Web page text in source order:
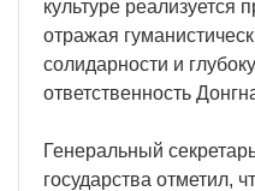
культуре реализуется
отражая
солидарности и
ответственность
Генеральный
государства отметил,